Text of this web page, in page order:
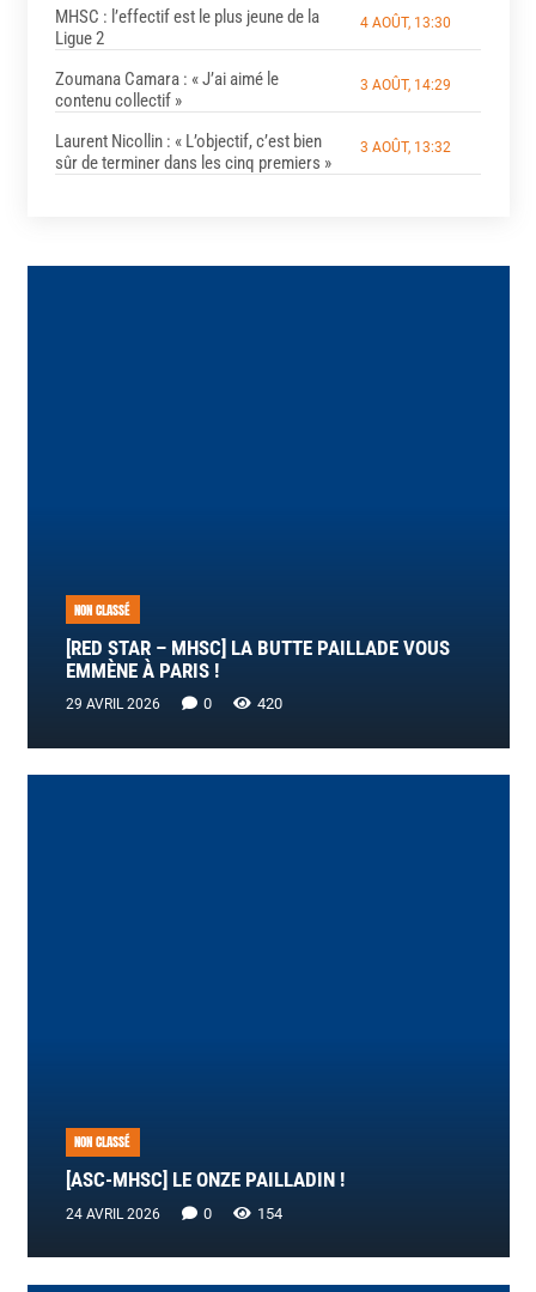
MHSC : l’effectif est le plus jeune de la
Ligue 2
4 AOÛT, 13:30
Zoumana Camara : « J’ai aimé le
contenu collectif »
3 AOÛT, 14:29
Laurent Nicollin : « L’objectif, c’est bien
sûr de terminer dans les cinq premiers »
3 AOÛT, 13:32
NON CLASSÉ
[RED STAR – MHSC] LA BUTTE PAILLADE VOUS
EMMÈNE À PARIS !
29 AVRIL 2026 0 420
NON CLASSÉ
[ASC-MHSC] LE ONZE PAILLADIN !
24 AVRIL 2026 0 154